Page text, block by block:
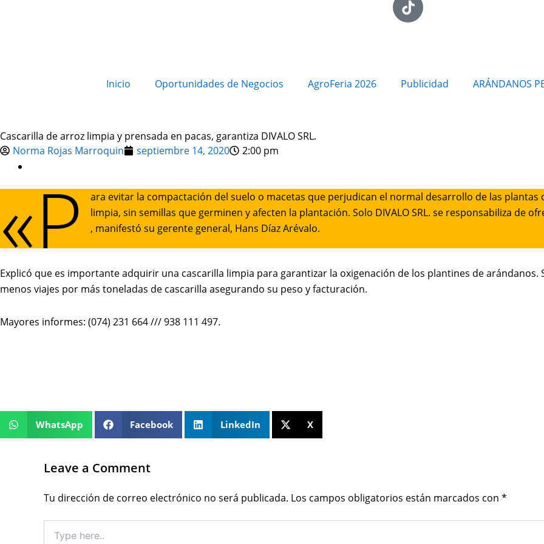
Inicio Oportunidades de Negocios AgroFeria 2026 Publicidad ARÁNDANOS
Cascarilla de arroz limpia y prensada en pacas, garantiza DIVALO SRL.
Norma Rojas Marroquin
septiembre 14, 2020 2:00 pm
«P
ara evitar la compactación del suelo o macetas que perjudican el normal desarrollo de las
limpia, sin semillas que germinen y afecten la plantación. Solo DIVALO SRL. se responsabiliza de
, manifestó su gerente general, Hans Díaz Arévalo.
Explicó que es importante adquirir una cascarilla limpia para garantizar la oxigenación de los plantines de
menos viajes por más toneladas de cascarilla asegurando su peso y facturación.
Mayores informes: (074) 231 664 /// 938 111 497.
WhatsApp Facebook LinkedIn X
Leave a Comment
Tu dirección de correo electrónico no será publicada. Los campos obligatorios están marcados con *
here..